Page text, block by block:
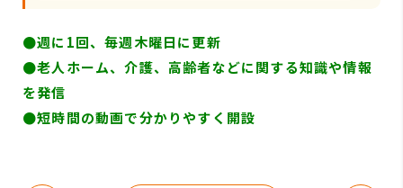
●週に1回、毎週木曜日に更新
●老人ホーム、介護、高齢者などに関する知識や情報
を発信
●短時間の動画で分かりやすく開設